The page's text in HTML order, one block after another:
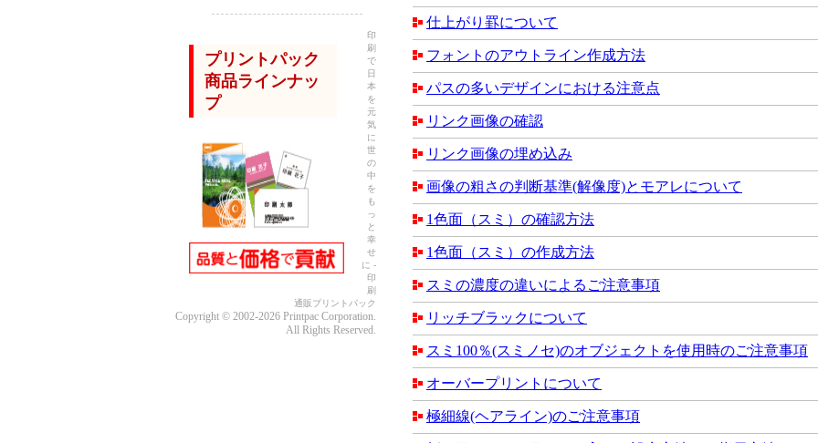
仕上がり罫について
フォントのアウトライン作成方法
パスの多いデザインにおける注意点
リンク画像の確認
リンク画像の埋め込み
画像の粗さの判断基準(解像度)とモアレについて
1色面（スミ）の確認方法
1色面（スミ）の作成方法
スミの濃度の違いによるご注意事項
リッチブラックについて
スミ100％(スミノセ)のオブジェクトを使用時のご注意事項
オーバープリントについて
極細線(ヘアライン)のご注意事項
プリントパック
商品ラインナッ
プ
印
刷
で
日
本
を
元
気
に
世
の
中
を
も
っ
と
幸
せ
に -
印
刷
通販プリントパック
Copyright © 2002-2026 Printpac Corporation.
All Rights Reserved.